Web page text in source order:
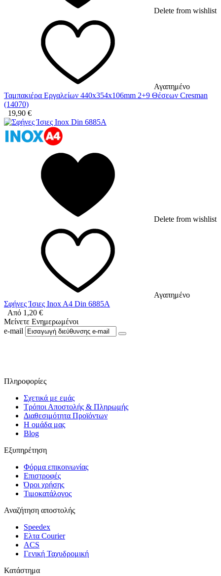
Delete from wishlist
Αγαπημένο
Ταμπακιέρα Εργαλείων 440x354x106mm 2+9 Θέσεων Cresman
(14070)
19,90 €
Delete from wishlist
Αγαπημένο
Σφήνες Ίσιες Inox A4 Din 6885A
Από 1,20 €
Μείνετε Ενημερωμένοι
e-mail
Πληροφορίες
Σχετικά με εμάς
Τρόποι Αποστολής & Πληρωμής
Διαθεσιμότητα Προϊόντων
Η ομάδα μας
Blog
Εξυπηρέτηση
Φόρμα επικοινωνίας
Επιστροφές
Όροι χρήσης
Τιμοκατάλογος
Αναζήτηση αποστολής
Speedex
Ελτα Courier
ACS
Γενική Ταχυδρομική
Κατάστημα